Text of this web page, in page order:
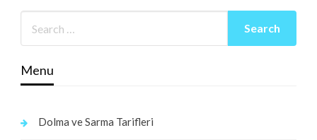
Menu
Dolma ve Sarma Tarifleri